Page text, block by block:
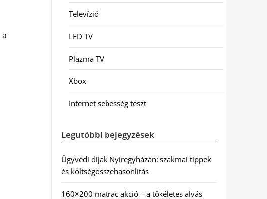
Televízió
LED TV
Plazma TV
Xbox
Internet sebesség teszt
Legutóbbi bejegyzések
Ügyvédi díjak Nyíregyházán: szakmai tippek
és költségösszehasonlítás
160×200 matrac akció – a tökéletes alvás